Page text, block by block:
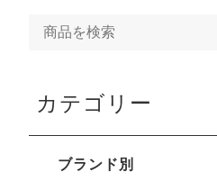
カテゴリー
ブランド別